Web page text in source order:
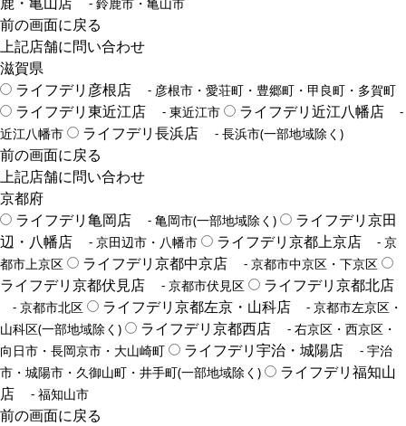
前の画面に戻る
上記店舗に問い合わせ
滋賀県
ライフデリ彦根店
- 彦根市・愛荘町・豊郷町・甲良町・多賀町
ライフデリ東近江店 - 東近江市 ライフデリ近江八幡店
-
近江八幡市
ライフデリ長浜店 - 長浜市(一部地域除く)
前の画面に戻る
上記店舗に問い合わせ
京都府
ライフデリ亀岡店
- 亀岡市(一部地域除く)
ライフデリ京田
辺・八幡店
- 京田辺市・八幡市 ライフデリ京都上京店
- 京
都市上京区
ライフデリ京都中京店 - 京都市中京区・下京区
ライフデリ京都伏見店 - 京都市伏見区 ライフデリ京都北店
- 京都市北区 ライフデリ京都左京・山科店
- 京都市左京区・
山科区(一部地域除く)
ライフデリ京都西店
- 右京区・西京区・
向日市・長岡京市・大山崎町
ライフデリ宇治・城陽店
- 宇治
市・城陽市・久御山町・井手町(一部地域除く)
ライフデリ福知山
店
- 福知山市
前の画面に戻る